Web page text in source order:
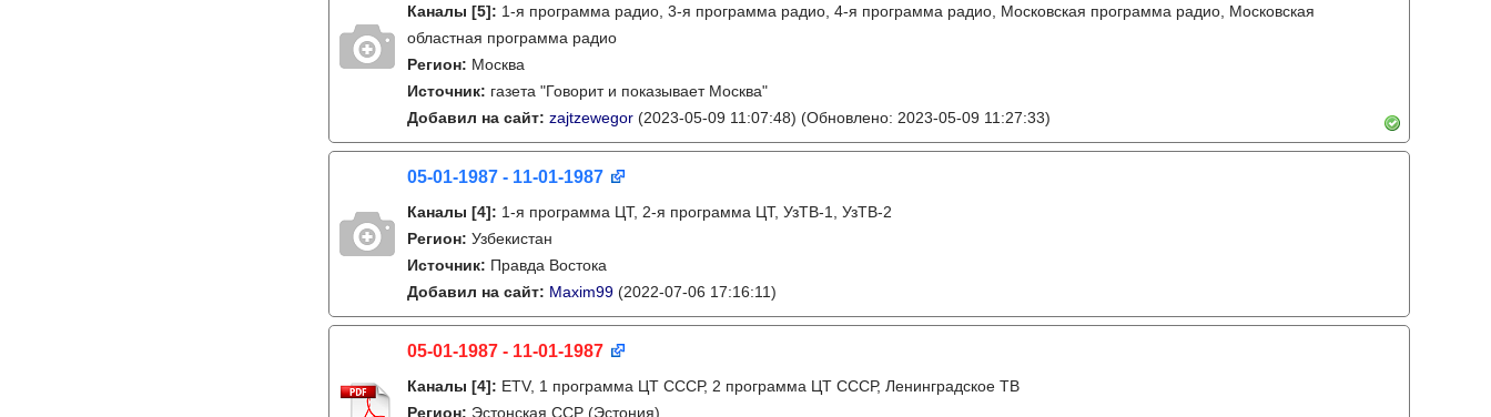
Каналы [5]: 1-я программа радио, 3-я программа радио, 4-я программа радио, Московская программа радио, Московская
областная программа радио
Регион: Москва
Источник: газета "Говорит и показывает Москва"
Добавил на сайт: zajtzewegor (2023-05-09 11:07:48) (Обновлено: 2023-05-09 11:27:33)
05-01-1987 - 11-01-1987
Каналы [4]: 1-я программа ЦТ, 2-я программа ЦТ, УзТВ-1, УзТВ-2
Регион: Узбекистан
Источник: Правда Востока
Добавил на сайт: Maxim99 (2022-07-06 17:16:11)
05-01-1987 - 11-01-1987
Каналы [4]: ETV, 1 программа ЦТ СССР, 2 программа ЦТ СССР, Ленинградское ТВ
Регион: Эстонская ССР (Эстония)